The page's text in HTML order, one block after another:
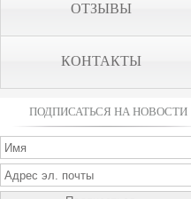
ОТЗЫВЫ
КОНТАКТЫ
ПОДПИСАТЬСЯ НА НОВОСТИ